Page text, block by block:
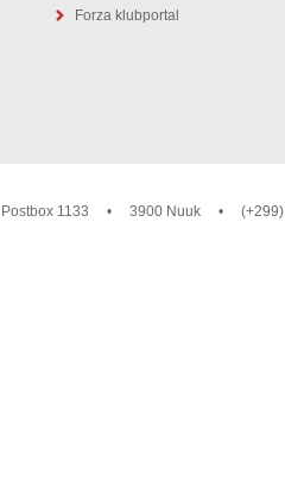
Forza klubportal
Postbox 1133 • 3900 Nuuk •